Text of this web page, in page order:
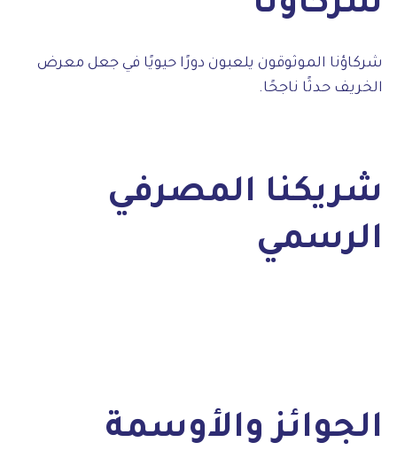
شركاؤنا الموثوقون يلعبون دورًا حيويًا في جعل معرض
الخريف حدثًا ناجحًا.
شريكنا المصرفي
الرسمي
الجوائز والأوسمة